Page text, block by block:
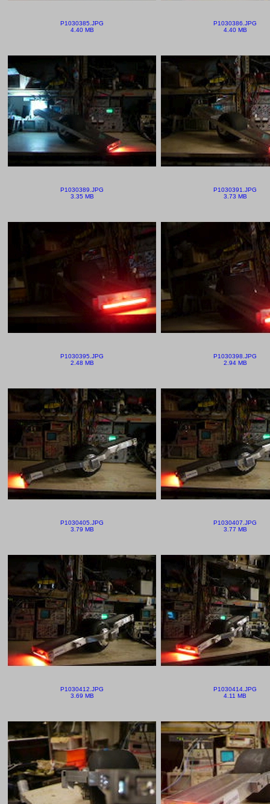
P1030385.JPG
4.40 MB
P1030386.JPG
4.40 MB
P1030389.JPG
3.35 MB
P1030391.JPG
3.73 MB
P1030395.JPG
2.48 MB
P1030398.JPG
2.94 MB
P1030405.JPG
3.79 MB
P1030407.JPG
3.77 MB
P1030412.JPG
3.69 MB
P1030414.JPG
4.11 MB